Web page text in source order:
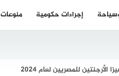
إجراءات حكومية منوعات
للمصريين لعام 2024